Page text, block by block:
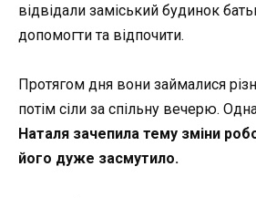
відвідали заміський будинок
допомогти та відпочити.
Протягом дня вони займалися
потім сіли за спільну вечерю.
Наталя зачепила тему зміни
його дуже засмутило.